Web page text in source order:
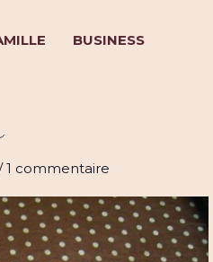
BUSINESS
1 commentaire